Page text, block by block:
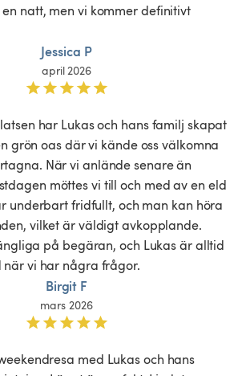
natt, men vi kommer definitivt
Jessica P
april 2026
har Lukas och hans familj skapat
grön oas där vi kände oss välkomna
När vi anlände senare än
möttes vi till och med av en eld
underbart fridfullt, och man kan höra
vilket är väldigt avkopplande.
på begäran, och Lukas är alltid
vi har några frågor.
Birgit F
mars 2026
med Lukas och hans